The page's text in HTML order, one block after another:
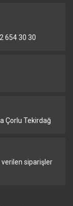
654 30 30
Çorlu Tekirdağ
verilen siparişler